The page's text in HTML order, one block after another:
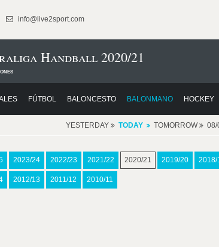
info@live2sport.com
Handball 2020/21
FÚTBOL BALONCESTO BALONMANO HOCKEY
YESTERDAY TODAY TOMORROW 08/
2023/24 2022/23 2021/22 2020/21 2019/20 2018/
2012/13 2011/12 2010/11